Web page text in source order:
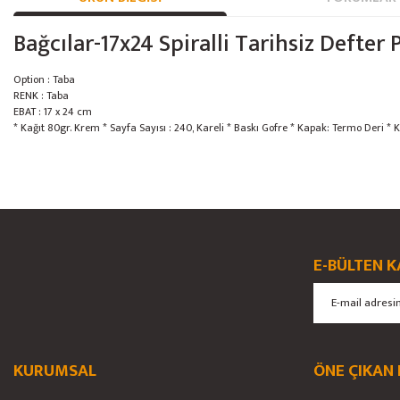
Bağcılar-17x24 Spiralli Tarihsiz Defter
Option : Taba
RENK : Taba
EBAT : 17 x 24 cm
* Kağıt 80gr. Krem * Sayfa Sayısı : 240, Kareli * Baskı Gofre * Kapak: Termo Deri *
Görüş ve önerileriniz için teşekkür ederiz.
E-BÜLTEN
KURUMSAL ÖNE ÇIKAN